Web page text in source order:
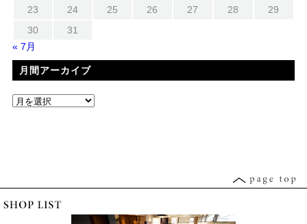
23
24 25 26 27 28
29
30
31
« 7月
月間アーカイブ